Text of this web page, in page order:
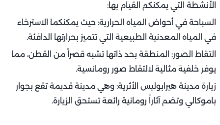
الأنشطة التي يمكنكم القيام بها:
السباحة في أحواض المياه الحرارية: حيث يمكنكما الاسترخاء
في المياه المعدنية الطبيعية التي تتميز بحرارتها الدافئة.
التقاط الصور: المنطقة بحد ذاتها تشبه قصراً من القطن، مما
يوفر خلفية مثالية لالتقاط صور رومانسية.
زيارة مدينة هيرابوليس الأثرية: وهي مدينة قديمة تقع بجوار
باموكالي وتضم آثاراً رومانية رائعة تستحق الزيارة.